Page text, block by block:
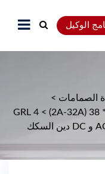
الوكيل
الصمامات >
>
GRL 4
القطب حامل الصمامات RT18 سلسلة AC و DC دين السكك